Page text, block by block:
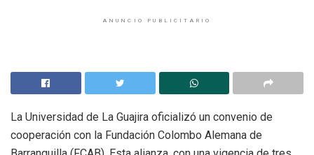
ANUNCIO PUBLICITARIO
La Universidad de La Guajira oficializó un convenio de
cooperación con la Fundación Colombo Alemana de